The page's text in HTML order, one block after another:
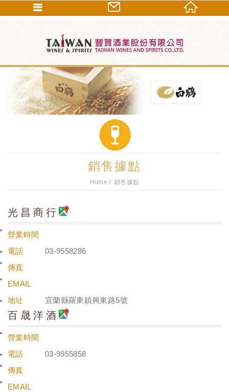
銷售據點
Home 銷售據點
光昌商行
營業時間
電話
03-9558286
傳真
EMAIL
地址
宜蘭縣羅東鎮興東路5號
百晟洋酒
營業時間
電話
03-9955858
傳真
EMAIL